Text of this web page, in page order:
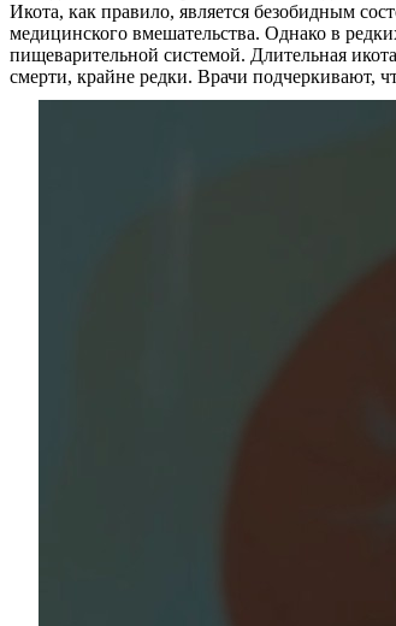
Икота, как правило, является безобидным
медицинского вмешательства. Однако в
пищеварительной системой. Длительная
смерти, крайне редки. Врачи подчеркивают,